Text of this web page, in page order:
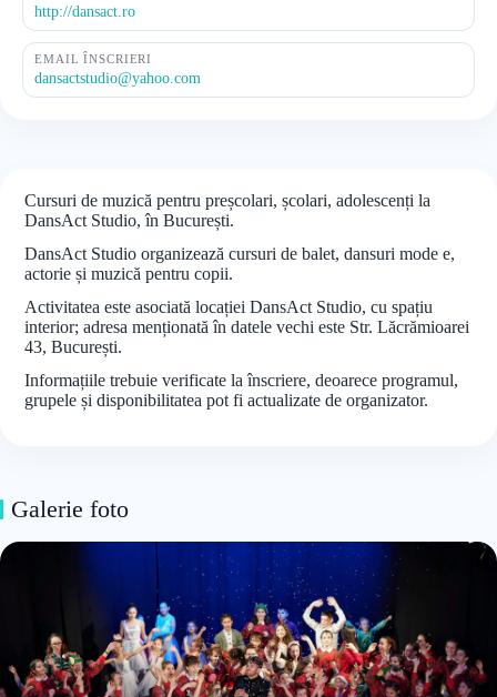
http://dansact.ro
EMAIL ÎNSCRIERI
dansactstudio@yahoo.com
Cursuri de muzică pentru preșcolari, școlari, adolescenți la
DansAct Studio, în București.
DansAct Studio organizează cursuri de balet, dansuri mode e,
actorie și muzică pentru copii.
Activitatea este asociată locației DansAct Studio, cu spațiu
interior; adresa menționată în datele vechi este Str. Lăcrămioarei
43, București.
Informațiile trebuie verificate la înscriere, deoarece programul,
grupele și disponibilitatea pot fi actualizate de organizator.
Galerie foto